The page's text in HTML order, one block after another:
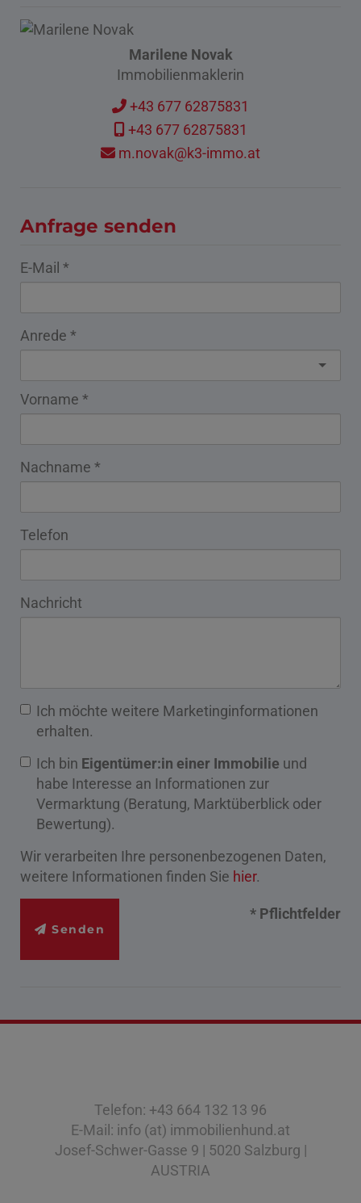
Marilene Novak
Immobilienmaklerin
+43 677 62875831
+43 677 62875831
m.novak@k3-immo.at
Anfrage senden
E-Mail
Anrede
Vorname
Nachname
Telefon
Nachricht
Ich möchte weitere Marketinginformationen
erhalten.
Ich bin Eigentümer:in einer Immobilie und
habe Interesse an Informationen zur
Vermarktung (Beratung, Marktüberblick oder
Bewertung).
Wir verarbeiten Ihre personenbezogenen Daten,
weitere Informationen finden Sie hier.
Senden
* Pflichtfelder
Telefon: +43 664 132 13 96
E-Mail: info (at) immobilienhund.at
Josef-Schwer-Gasse 9 | 5020 Salzburg |
AUSTRIA